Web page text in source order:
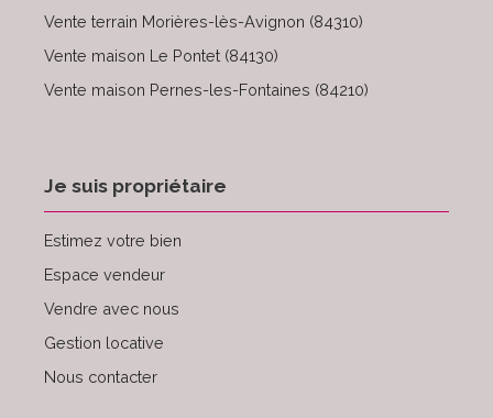
Vente terrain Morières-lès-Avignon (84310)
Vente maison Le Pontet (84130)
Vente maison Pernes-les-Fontaines (84210)
Je suis propriétaire
Estimez votre bien
Espace vendeur
Vendre avec nous
Gestion locative
Nous contacter